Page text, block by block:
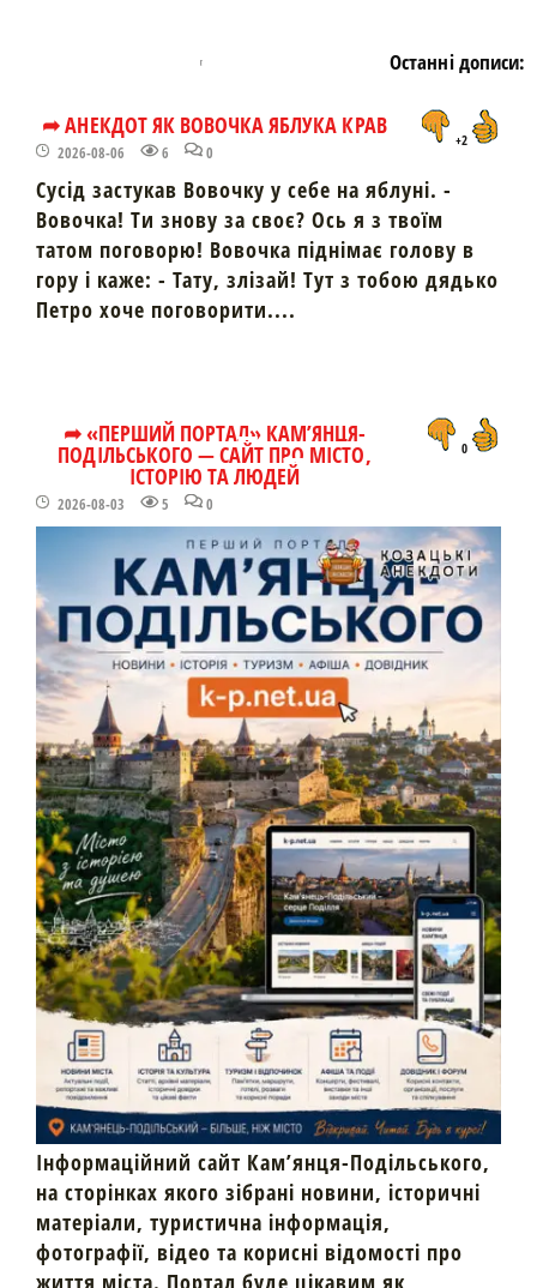
Останні дописи:
➦ АНЕКДОТ ЯК ВОВОЧКА ЯБЛУКА КРАВ
2026-08-06 6 0
+2
Сусід застукав Вовочку у себе на яблуні. -
Вовочка! Ти знову за своє? Ось я з твоїм
татом поговорю! Вовочка піднімає голову в
гору і каже: - Тату, злізай! Тут з тобою дядько
Петро хоче поговорити....
➦ «ПЕРШИЙ ПОРТАЛ» КАМ’ЯНЦЯ-
ПОДІЛЬСЬКОГО — САЙТ ПРО МІСТО,
ІСТОРІЮ ТА ЛЮДЕЙ
2026-08-03 5 0
0
Інформаційний сайт Кам’янця-Подільського,
на сторінках якого зібрані новини, історичні
матеріали, туристична інформація,
фотографії, відео та корисні відомості про